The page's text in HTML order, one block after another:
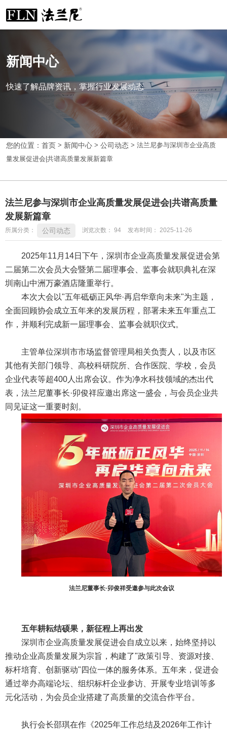
新闻中心
快速了解品牌资讯，掌握行业发展动态
您的位置：首页 > 新闻中心 > 公司动态 > 法兰尼参与深圳市企业高质
量发展促进会|共谱高质量发展新篇章
法兰尼参与深圳市企业高质量发展促进会|共谱高质量
发展新篇章
所属分类： 公司动态 浏览次数： 94 发布时间： 2025-11-26
2025年11月14日下午，深圳市企业高质量发展促进会第
二届第二次会员大会暨第二届理事会、监事会就职典礼在深
圳南山中洲万豪酒店隆重举行。
本次大会以"五年砥砺正风华·再启华章向未来"为主题，
全面回顾协会成立五年来的发展历程，部署未来五年重点工
作，并顺利完成新一届理事会、监事会就职仪式。
主管单位深圳市市场监督管理局相关负责人，以及市区
其他有关部门领导、高校科研院所、合作医院、学校，会员
企业代表等超400人出席会议。作为净水科技领域的杰出代
表，法兰尼董事长·卯俊祥应邀出席这一盛会，与会员企业共
同见证这一重要时刻。
法兰尼董事长·卯俊祥受邀参与此次会议
五年耕耘结硕果，新征程上再出发
深圳市企业高质量发展促进会自成立以来，始终坚持以
推动企业高质量发展为宗旨，构建了"政策引导、资源对接、
标杆培育、创新驱动"四位一体的服务体系。五年来，促进会
通过举办高端论坛、组织标杆企业参访、开展专业培训等多
元化活动，为会员企业搭建了高质量的交流合作平台。
执行会长邵琪在作《2025年工作总结及2026年工作计